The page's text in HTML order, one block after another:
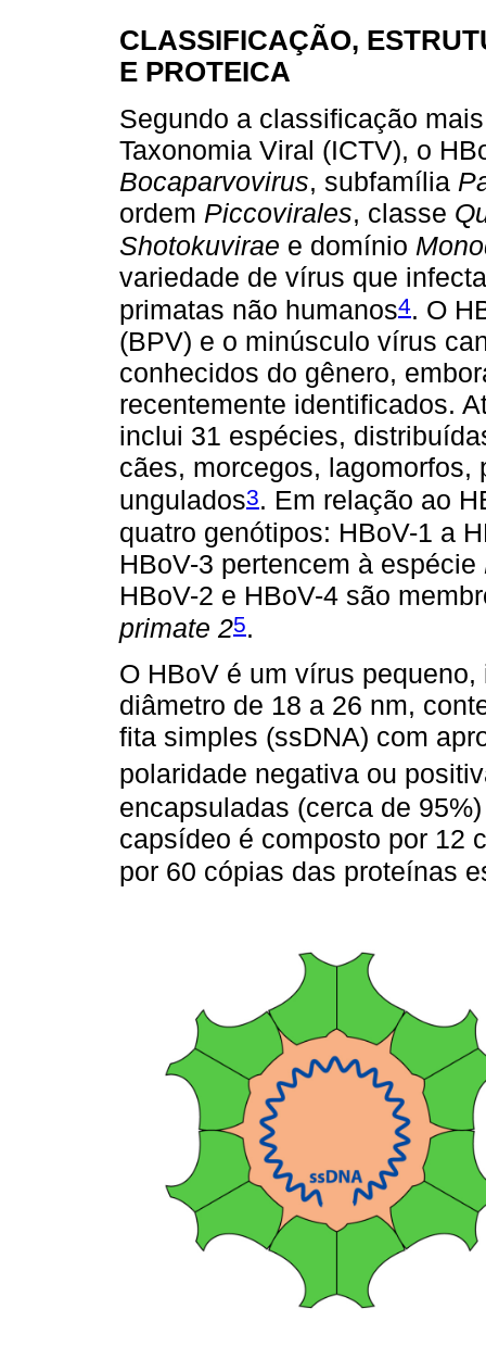
CLASSIFICAÇÃO,
E PROTEICA
Segundo a classificação
Taxonomia Viral (ICTV), o
Bocaparvovirus, subfamília
ordem Piccovirales, classe
Shotokuvirae e domínio
variedade de vírus que
primatas não humanos4. O
(BPV) e o minúsculo vírus
conhecidos do gênero,
recentemente identificados.
inclui 31 espécies,
cães, morcegos,
ungulados3. Em relação ao
quatro genótipos: HBoV-1 a
HBoV-3 pertencem à espécie
HBoV-2 e HBoV-4 são
primate 25.
O HBoV é um vírus
diâmetro de 18 a 26 nm,
fita simples (ssDNA) com
polaridade negativa ou
encapsuladas (cerca de
capsídeo é composto por 12
por 60 cópias das proteínas